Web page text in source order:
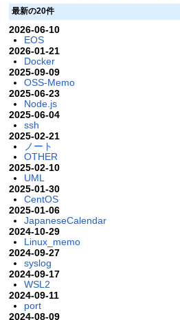
最新の20件
2026-06-10
EOS
2026-01-21
Docker
2025-09-09
OSS-Memo
2025-06-23
Node.js
2025-06-04
ssh
2025-02-21
ノート
OTHER
2025-02-10
UML
2025-01-30
CentOS
2025-01-06
JapaneseCalendar
2024-10-29
Linux_memo
2024-09-27
syslog
2024-09-17
WSL2
2024-09-11
port
2024-08-09